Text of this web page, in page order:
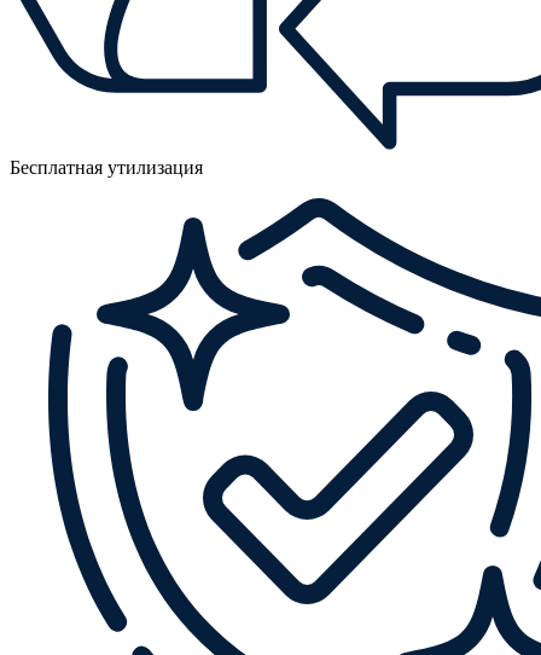
Бесплатная утилизация